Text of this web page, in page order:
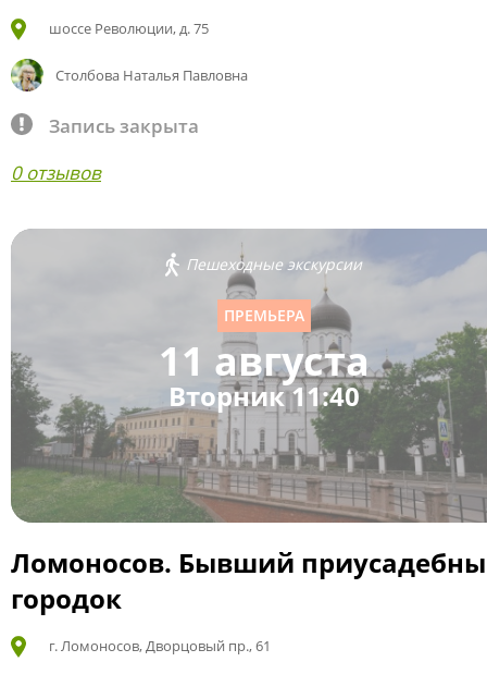
шоссе Революции, д. 75
Столбова Наталья Павловна
Запись закрыта
0 отзывов
Пешеходные экскурсии
ПРЕМЬЕРА
11 августа
Вторник 11:40
Ломоносов. Бывший
городок
г. Ломоносов, Дворцовый пр., 61